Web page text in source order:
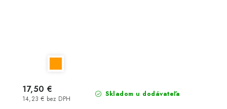
Skladom u dodávateľa
14,23 € bez DPH
17,50 €